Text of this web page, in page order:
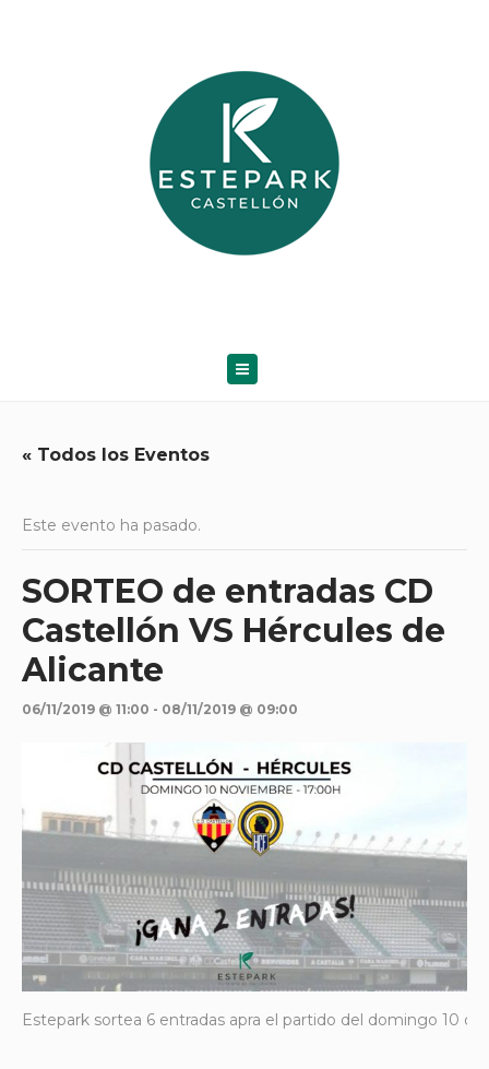
« Todos los Eventos
Este evento ha pasado.
SORTEO de entradas CD
Castellón VS Hércules de
Alicante
06/11/2019 @ 11:00 - 08/11/2019 @ 09:00
Estepark sortea 6 entradas apra el partido del domingo 10